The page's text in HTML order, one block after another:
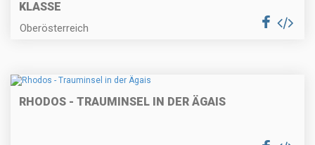
LASSE
Oberösterreich
RHODOS - TRAUMINSEL IN DER ÄGAIS